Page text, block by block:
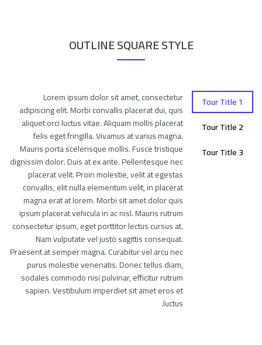
OUTLINE SQUARE STYLE
Tour Title 1
Tour Title 2
Tour Title 3
Lorem ipsum dolor sit amet, consectetur
adipiscing elit. Morbi convallis placerat dui, quis
aliquet orci luctus vitae. Aliquam mollis placerat
felis eget fringilla. Vivamus at varius magna.
Mauris porta scelerisque mollis. Fusce tristique
dignissim dolor. Duis at ex ante. Pellentesque nec
placerat velit. Proin molestie, velit at egestas
convallis, elit nulla elementum velit, in placerat
magna erat at lorem. Morbi sit amet dolor quis
ipsum placerat vehicula in ac nisl. Mauris rutrum
consectetur ipsum, eget porttitor lectus cursus at.
Nam vulputate vel justo sagittis consequat.
Praesent at semper magna. Curabitur vel arcu nec
purus molestie venenatis. Donec tellus diam,
sodales commodo nisi pulvinar, efficitur rutrum
sapien. Vestibulum imperdiet sit amet eros et
luctus.